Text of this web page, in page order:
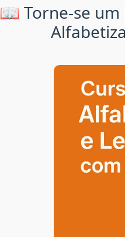
📖 Torne-se um